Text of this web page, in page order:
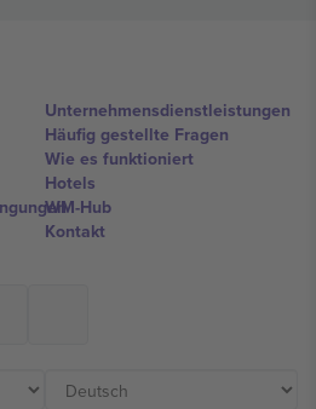
Unternehmensdienstleistungen
Häufig gestellte Fragen
Wie es funktioniert
Hotels
WM-Hub
Kontakt